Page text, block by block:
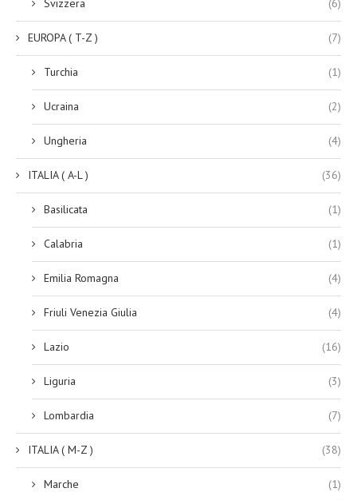
Svizzera (6)
EUROPA ( T-Z ) (7)
Turchia (1)
Ucraina (2)
Ungheria (4)
ITALIA ( A-L ) (36)
Basilicata (1)
Calabria (1)
Emilia Romagna (4)
Friuli Venezia Giulia (4)
Lazio (16)
Liguria (3)
Lombardia (7)
ITALIA ( M-Z ) (38)
Marche (1)